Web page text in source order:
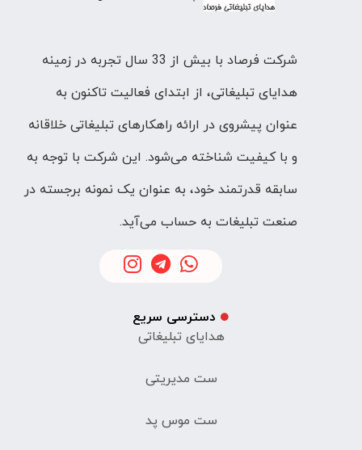
شرکت فرصاد با بیش از 33 سال تجربه در زمینه
هدایای تبلیغاتی، از ابتدای فعالیت تاکنون به
عنوان پیشروی در ارائه راهکارهای تبلیغاتی خلاقانه
و با کیفیت شناخته می‌شود. این شرکت با توجه به
سابقه قدرتمند خود، به عنوان یک نمونه برجسته در
صنعت تبلیغات به حساب می‌آید.
دسترسی سریع
هدایای تبلیغاتی
ست مدیریتی
ست موس پد